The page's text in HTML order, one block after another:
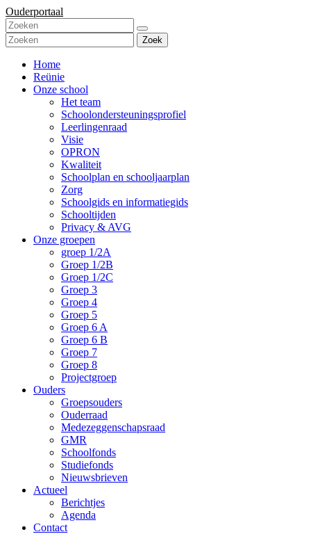
Ouderportaal
Zoek
Home
Reünie
Onze school
Het team
Schoolondersteuningsprofiel
Leerlingenraad
Visie
OPRON
Kwaliteit
Schoolplan en schooljaarplan
Zorg
Schoolgids en informatiegids
Schooltijden
Privacy & AVG
Onze groepen
groep 1/2A
Groep 1/2B
Groep 1/2C
Groep 3
Groep 4
Groep 5
Groep 6 A
Groep 6 B
Groep 7
Groep 8
Projectgroep
Ouders
Groepsouders
Ouderraad
Medezeggenschapsraad
GMR
Schoolfonds
Studiefonds
Nieuwsbrieven
Actueel
Berichtjes
Agenda
Contact